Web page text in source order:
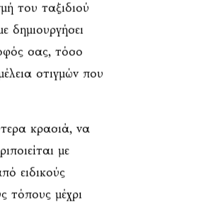
του ταξιδιού
δημιουργήσει
σας, τόσο
στιγμών που
κρασιά, να
με
ειδικούς
τόπους μέχρι